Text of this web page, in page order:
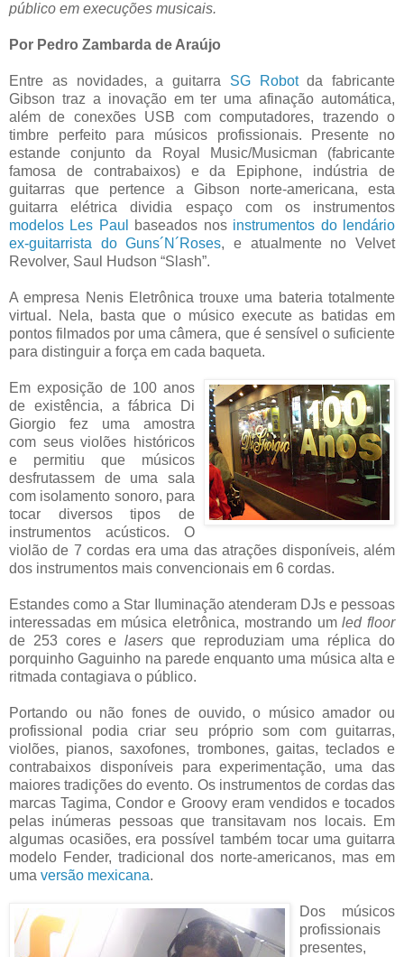
público em execuções musicais.
Por Pedro Zambarda de Araújo
Entre as novidades, a guitarra SG Robotda fabricante
Gibson traz a inovação em ter uma afinação automática,
além de conexões USB com computadores, trazendo o
timbre perfeito para músicos profissionais. Presente no
estande conjunto da Royal Music/Musicman (fabricante
famosa de contrabaixos) e da Epiphone, indústria de
guitarras que pertence a Gibson norte-americana, esta
guitarra elétrica dividia espaço com os instrumentos
modelos Les Paul
baseados nos instrumentos do lendário
ex-guitarrista do Guns´N´Roses, e atualmente no Velvet
Revolver, Saul Hudson “Slash”.
A empresa Nenis Eletrônica trouxe uma bateria totalmente
virtual. Nela, basta que o músico execute as batidas em
pontos filmados por uma câmera, que é sensível o suficiente
para distinguir a força em cada baqueta.
Em exposição de 100 anos
de existência, a fábrica Di
Giorgio fez uma amostra
com seus violões históricos
e permitiu que músicos
desfrutassem de uma sala
com isolamento sonoro, para
tocar diversos tipos de
instrumentos acústicos. O
violão de 7 cordas era uma das atrações disponíveis, além
dos instrumentos mais convencionais em 6 cordas.
Estandes como a Star Iluminação atenderam DJs e pessoas
interessadas em música eletrônica, mostrando umled floor
de 253 cores elasers que reproduziam uma réplica do
porquinho Gaguinho na parede enquanto uma música alta e
ritmada contagiava o público.
Portando ou não fones de ouvido, o músico amador ou
profissional podia criar seu próprio som com guitarras,
violões, pianos, saxofones, trombones, gaitas, teclados e
contrabaixos disponíveis para experimentação, uma das
maiores tradições do evento. Os instrumentos de cordas das
marcas Tagima, Condor e Groovy eram vendidos e tocados
pelas inúmeras pessoas que transitavam nos locais. Em
algumas ocasiões, era possível também tocar uma guitarra
modelo Fender, tradicional dos norte-americanos, mas em
uma versão mexicana.
Dos músicos
profissionais
presentes,